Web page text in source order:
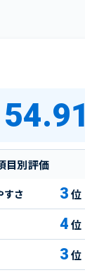
54.91
目別評価
すさ 3
4
3